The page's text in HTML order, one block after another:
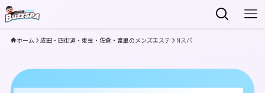
ホーム 成田・四街道・東金・佐倉・富里のメンズエステ Nスパ